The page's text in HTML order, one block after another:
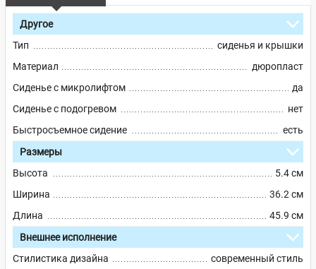
Другое
Тип
сиденья и крышки
Материал
дюропласт
Сиденье с микролифтом
да
Сиденье с подогревом
нет
Быстросъемное сидение
есть
Размеры
Высота
5.4 см
Ширина
36.2 см
Длина
45.9 см
Внешнее исполнение
Стилистика дизайна
современный стиль